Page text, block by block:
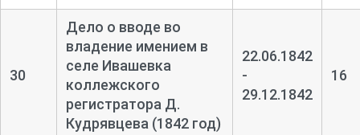
30
Дело о вводе во
владение имением в
селе Ивашевка
коллежского
регистратора Д.
Кудрявцева (1842 год)
22.06.1842
-
29.12.1842
16